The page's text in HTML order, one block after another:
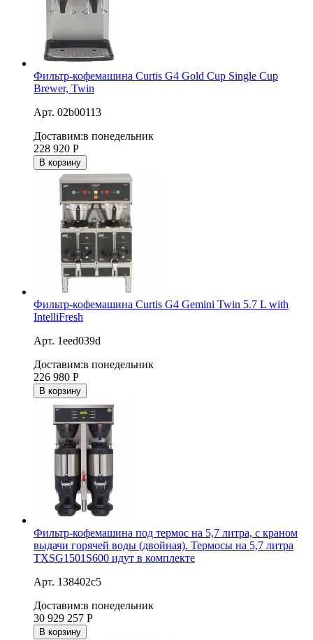
Фильтр-кофемашина Curtis G4 Gold Cup Single Cup
Brewer, Twin
Арт. 02b00113
Доставим:в понедельник
228 920 Р
В корзину
Фильтр-кофемашина Curtis G4 Gemini Twin 5.7 L with
IntelliFresh
Арт. 1eed039d
Доставим:в понедельник
226 980 Р
В корзину
Фильтр-кофемашина под термос на 5,7 литра, с краном
выдачи горячей воды (двойная). Термосы на 5,7 литра
TXSG1501S600 идут в комплекте
Арт. 138402c5
Доставим:в понедельник
30 929 257 Р
В корзину